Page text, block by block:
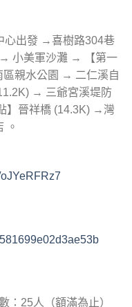
心出發 →喜樹路304巷
小美軍沙灘 → 【第一
親水公園 → 二仁溪自
→ 三爺宮溪堤防
】晉祥橋 (14.3K) →灣
。
： 25人（額滿為止）